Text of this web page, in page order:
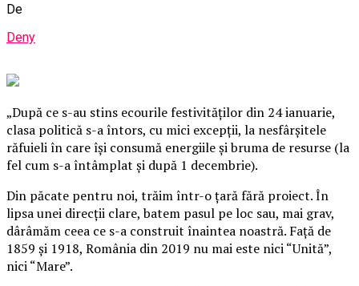
De
Deny
„După ce s-au stins ecourile festivităţilor din 24 ianuarie,
clasa politică s-a întors, cu mici excepţii, la nesfârşitele
răfuieli în care îşi consumă energiile şi bruma de resurse (la
fel cum s-a întâmplat şi după 1 decembrie).
Din păcate pentru noi, trăim într-o ţară fără proiect. În
lipsa unei direcţii clare, batem pasul pe loc sau, mai grav,
dârâmăm ceea ce s-a construit înaintea noastră. Faţă de
1859 şi 1918, România din 2019 nu mai este nici “Unită”,
nici “Mare”.